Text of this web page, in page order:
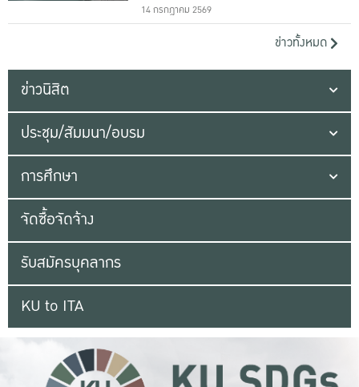
14 กรกฎาคม 2569
ข่าวทั้งหมด
ข่าวนิสิต
ประชุม/สัมมนา/อบรม
การศึกษา
จัดซื้อจัดจ้าง
รับสมัครบุคลากร
KU to ITA